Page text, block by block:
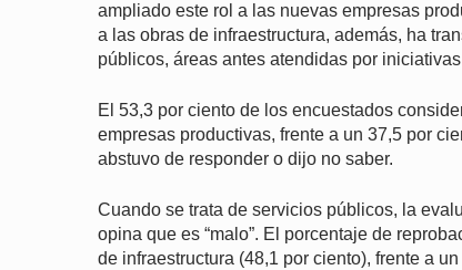
ampliado este rol a las nuevas empresas
a las obras de infraestructura, además, ha
públicos, áreas antes atendidas por
El 53,3 por ciento de los encuestados
empresas productivas, frente a un 37,5 por
abstuvo de responder o dijo no saber.
Cuando se trata de servicios públicos, la
opina que es “malo”. El porcentaje de
de infraestructura (48,1 por ciento), frente a